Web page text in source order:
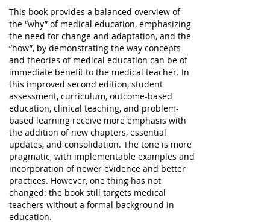
This book provides a balanced overview of
the “why” of medical education, emphasizing
the need for change and adaptation, and the
“how”, by demonstrating the way concepts
and theories of medical education can be of
immediate benefit to the medical teacher. In
this improved second edition, student
assessment, curriculum, outcome-based
education, clinical teaching, and problem-
based learning receive more emphasis with
the addition of new chapters, essential
updates, and consolidation. The tone is more
pragmatic, with implementable examples and
incorporation of newer evidence and better
practices. However, one thing has not
changed: the book still targets medical
teachers without a formal background in
education.